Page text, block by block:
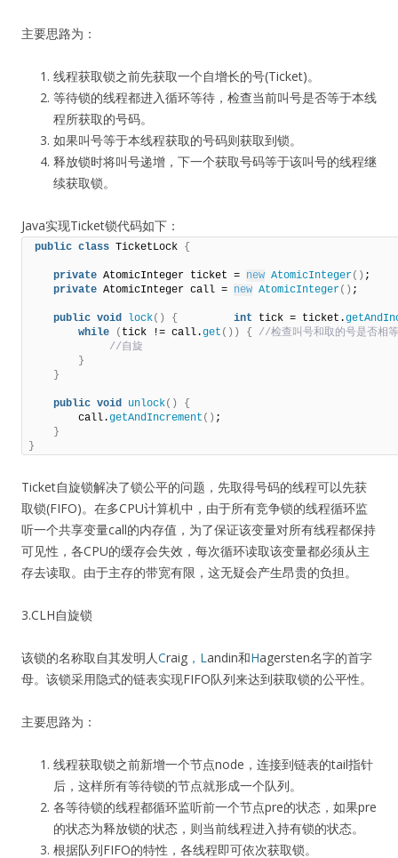
主要思路为：
线程获取锁之前先获取一个自增长的号(Ticket)。
等待锁的线程都进入循环等待，检查当前叫号是否等于本线
程所获取的号码。
如果叫号等于本线程获取的号码则获取到锁。
释放锁时将叫号递增，下一个获取号码等于该叫号的线程继
续获取锁。
Java实现Ticket锁代码如下：
public class TicketLock {
private AtomicInteger ticket = new AtomicInteger() ;
private AtomicInteger call = new AtomicInteger() ;
public void lock() { int tick = ticket.
while
( tick != call.get ()) { //检查叫号和取的
//自旋
}
}
public void unlock()
{
        call.
getAndIncrement () ;
}
}
Ticket自旋锁解决了锁公平的问题，先取得号码的线程可以先获
取锁(FIFO)。在多CPU计算机中，由于所有竞争锁的线程循环监
听一个共享变量call的内存值，为了保证该变量对所有线程都保持
可见性，各CPU的缓存会失效，每次循环读取该变量都必须从主
存去读取。由于主存的带宽有限，这无疑会产生昂贵的负担。
3.CLH自旋锁
该锁的名称取自其发明人Craig ，Landin和Hagersten名字的首字
母。该锁采用隐式的链表实现FIFO队列来达到获取锁的公平性。
主要思路为：
线程获取锁之前新增一个节点node，连接到链表的tail指针
后，这样所有等待锁的节点就形成一个队列。
各等待锁的线程都循环监听前一个节点pre的状态，如果pre
的状态为释放锁的状态，则当前线程进入持有锁的状态。
根据队列FIFO的特性，各线程即可依次获取锁。